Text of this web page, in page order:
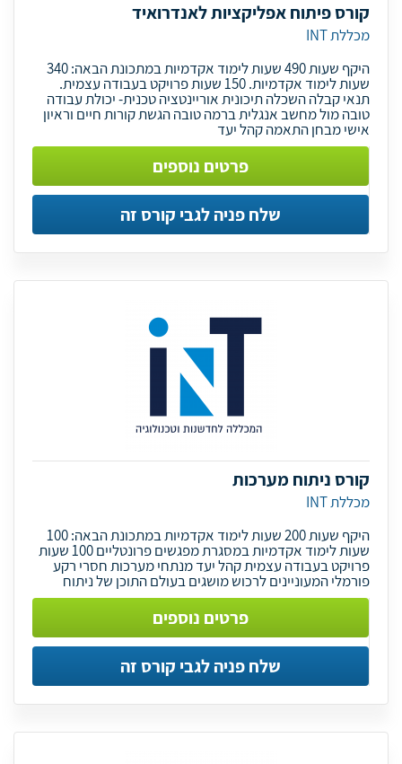
קורס פיתוח אפליקציות לאנדרואיד
מכללת INT
היקף שעות 490 שעות לימוד אקדמיות במתכונת הבאה: 340
שעות לימוד אקדמיות. 150 שעות פרויקט בעבודה עצמית.
תנאי קבלה השכלה תיכונית אוריינטציה טכנית- יכולת עבודה
טובה מול מחשב אנגלית ברמה טובה הגשת קורות חיים וראיון
אישי מבחן התאמה קהל יעד
פרטים נוספים
שלח פניה לגבי קורס זה
קורס ניתוח מערכות
מכללת INT
היקף שעות 200 שעות לימוד אקדמיות במתכונת הבאה: 100
שעות לימוד אקדמיות במסגרת מפגשים פרונטליים 100 שעות
פרויקט בעבודה עצמית קהל יעד מנתחי מערכות חסרי רקע
פורמלי המעוניינים לרכוש מושגים בעולם התוכן של ניתוח
פרטים נוספים
שלח פניה לגבי קורס זה